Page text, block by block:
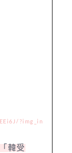
?img_in
韓受